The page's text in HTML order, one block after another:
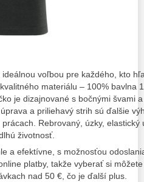
ideálnou voľbou pre každého, kto
materiálu – 100% bavlna
je dizajnované s bočnými švami
a priliehavý strih sú ďalšie
Rebrovaný, úzky, elastický
životnosť.
a efektívne, s možnosťou
platby, takže vyberať si
nad 50 €, čo je ďalší plus.